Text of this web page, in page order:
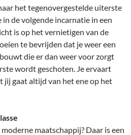
het tegenovergestelde uiterste
in de volgende incarnatie in een
is op het vernietigen van de
te bevrijden dat je weer een
die er dan weer voor zorgt
wordt geschoten. Je ervaart
jij gaat altijd van het ene op het
maatschappij? Daar is een